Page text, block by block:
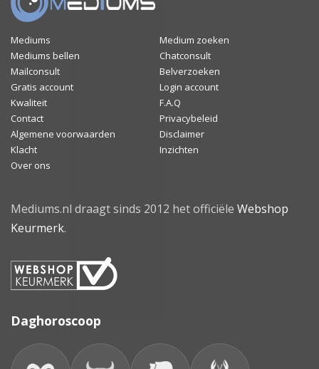
Mediums
Medium zoeken
Mediums bellen
Chatconsult
Mailconsult
Belverzoeken
Gratis account
Login account
Kwaliteit
F.A.Q
Contact
Privacybeleid
Algemene voorwaarden
Disclaimer
Klacht
Inzichten
Over ons
Mediums.nl draagt sinds 2012 het officiële Webshop
Keurmerk.
Daghoroscoop